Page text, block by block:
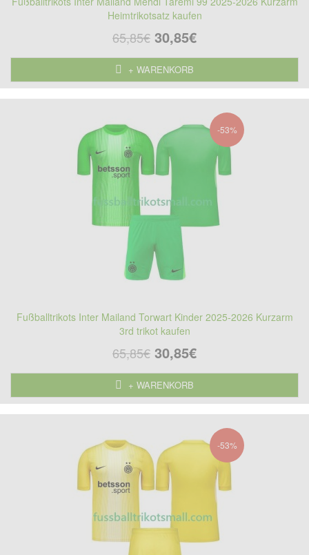
Heimtrikotsatz kaufen
65,85€ 30,85€
+ WARENKORB
-53%
Fußballtrikots Inter Mailand Torwart Kinder 2025-2026 Kurzarm
3rd trikot kaufen
65,85€ 30,85€
+ WARENKORB
-53%